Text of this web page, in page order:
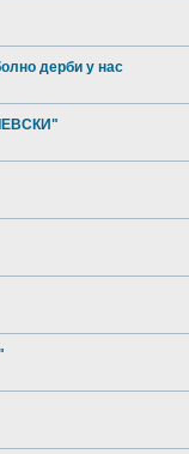
дерби у нас